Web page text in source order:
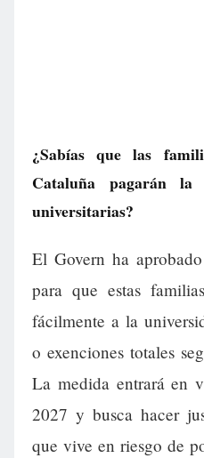
¿Sabías que las
Cataluña pagarán
universitarias?
El Govern ha
para que estas
fácilmente a la
o exenciones totales
La medida entrará en
2027 y busca hacer
que vive en riesgo de